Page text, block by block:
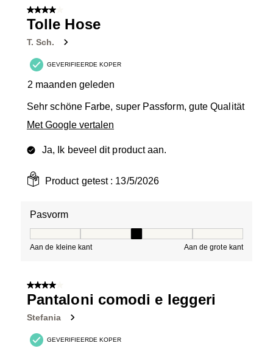
van
Beoordelingen.
4 van 5 sterren.
Tolle Hose
T. Sch.
GEVERIFIEERDE KOPER
2 maanden geleden
Sehr schöne Farbe, super Passform, gute Qualität
Met Google vertalen
Ja, Ik beveel dit product aan.
Product getest : 13/5/2026
Pasvorm
Aan de kleine kant Aan de grote kant
4 van 5 sterren.
Pantaloni comodi e leggeri
Stefania
GEVERIFIEERDE KOPER